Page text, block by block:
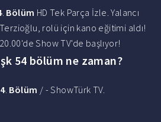
. Bölüm HD Tek Parça İzle. Yalancı
rolü için kano eğitimi aldı!
Show TV'de başlıyor!
54 bölüm ne zaman?
. Bölüm / - ShowTürk TV.